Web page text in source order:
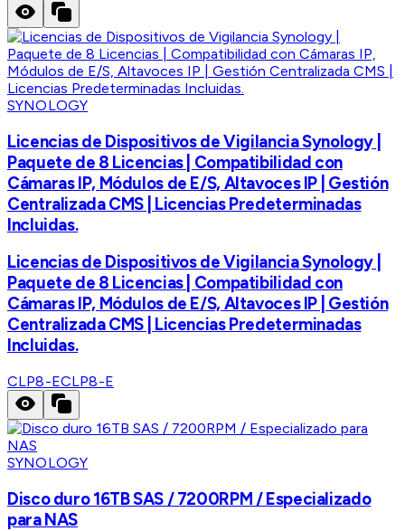
SYNOLOGY
Licencias de Dispositivos de Vigilancia Synology |
Paquete de 8 Licencias | Compatibilidad con
Cámaras IP, Módulos de E/S, Altavoces IP | Gestión
Centralizada CMS | Licencias Predeterminadas
Incluidas.
Licencias de Dispositivos de Vigilancia Synology |
Paquete de 8 Licencias | Compatibilidad con
Cámaras IP, Módulos de E/S, Altavoces IP | Gestión
Centralizada CMS | Licencias Predeterminadas
Incluidas.
CLP8-ECLP8-E
SYNOLOGY
Disco duro 16TB SAS / 7200RPM / Especializado
para NAS